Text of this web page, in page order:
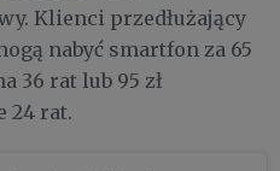
Klienci przedłużający
nabyć smartfon za 65
36 rat lub 95 zł
24 rat.